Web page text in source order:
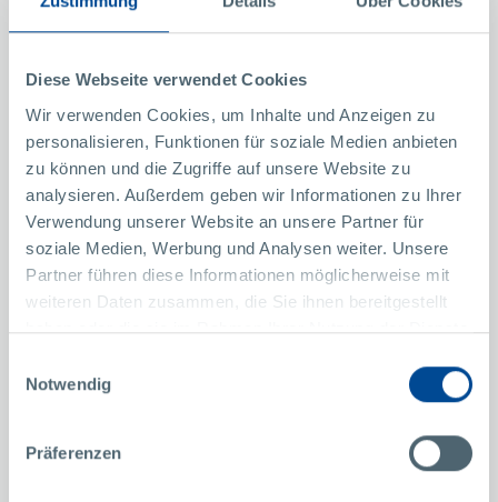
Diese Webseite verwendet Cookies
Wir verwenden Cookies, um Inhalte und Anzeigen zu
personalisieren, Funktionen für soziale Medien anbieten
zu können und die Zugriffe auf unsere Website zu
analysieren. Außerdem geben wir Informationen zu Ihrer
Verwendung unserer Website an unsere Partner für
soziale Medien, Werbung und Analysen weiter. Unsere
Partner führen diese Informationen möglicherweise mit
weiteren Daten zusammen, die Sie ihnen bereitgestellt
haben oder die sie im Rahmen Ihrer Nutzung der Dienste
Notwendig
Präferenzen
Spritzguss-Maschinen mit
Schließkraft von 50-650 Tonnen